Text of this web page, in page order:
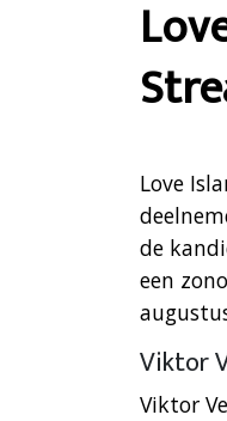
Love
de
een
Viktor
Viktor